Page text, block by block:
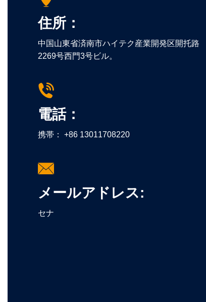
住所：
中国山東省済南市ハイテク産業開発区開托路
2269号西門3号ビル。
電話：
携帯： +86 13011708220
メールアドレス:
セナ